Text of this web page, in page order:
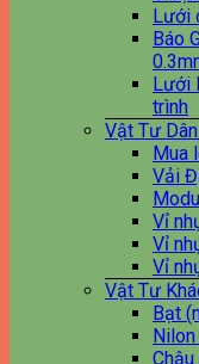
Lưới
Báo
Lưới
trình
Vật Tư
Mua
Vải
Vỉ
Vỉ
Vỉ
Vật Tư
Bạt